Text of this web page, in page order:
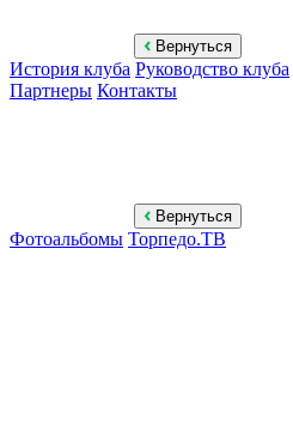
Вернуться
История клуба Руководство клуба
Партнеры Контакты
Вернуться
Фотоальбомы Торпедо.ТВ